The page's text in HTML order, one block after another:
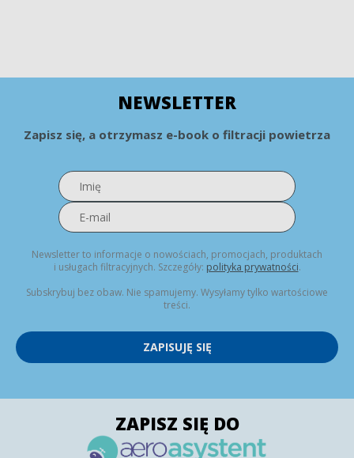
NEWSLETTER
Zapisz się, a otrzymasz e-book o filtracji powietrza
Newsletter to informacje o nowościach, promocjach, produktach
i usługach filtracyjnych. Szczegóły: polityka prywatności.
Subskrybuj bez obaw. Nie spamujemy. Wysyłamy tylko wartościowe
treści.
ZAPISUJĘ SIĘ
ZAPISZ SIĘ DO